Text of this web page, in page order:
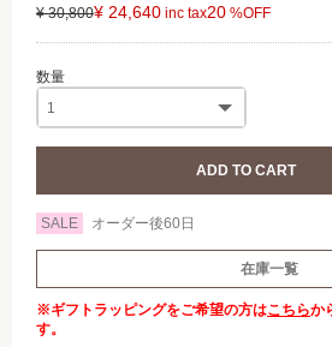
¥ 30,800¥ 24,640 20
SALE オーダー後60日
在庫一覧
※ギフトラッピングをご希望の方はこちらか
す。